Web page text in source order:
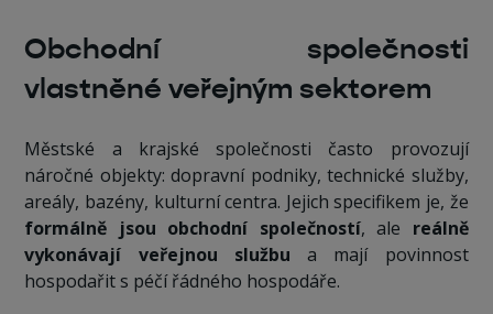
Obchodní společnosti
vlastněné veřejným sektorem
Městské a krajské společnosti často provozují
náročné objekty: dopravní podniky, technické služby,
areály, bazény, kulturní centra. Jejich specifikem je, že
formálně jsou obchodní společností, ale reálně
vykonávají veřejnou službu a mají povinnost
hospodařit s péčí řádného hospodáře.